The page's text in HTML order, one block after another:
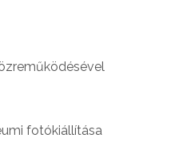
fotókiállítása